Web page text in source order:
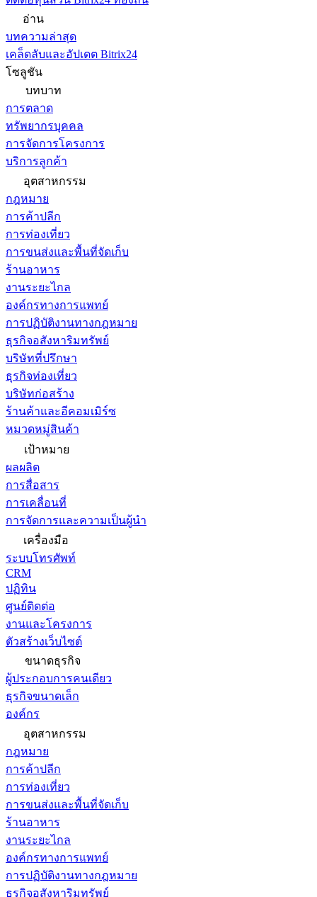
อ่าน
บทความล่าสุด
เคล็ดลับและอัปเดต Bitrix24
โซลูชัน
บทบาท
การตลาด
ทรัพยากรบุคคล
การจัดการโครงการ
บริการลูกค้า
อุตสาหกรรม
กฎหมาย
การค้าปลีก
การท่องเที่ยว
การขนส่งและพื้นที่จัดเก็บ
ร้านอาหาร
งานระยะไกล
องค์กรทางการแพทย์
การปฏิบัติงานทางกฎหมาย
ธุรกิจอสังหาริมทรัพย์
บริษัทที่ปรึกษา
ธุรกิจท่องเที่ยว
บริษัทก่อสร้าง
ร้านค้าและอีคอมเมิร์ซ
หมวดหมู่สินค้า
เป้าหมาย
ผลผลิต
การสื่อสาร
การเคลื่อนที่
การจัดการและความเป็นผู้นำ
เครื่องมือ
ระบบโทรศัพท์
CRM
ปฏิทิน
ศูนย์ติดต่อ
งานและโครงการ
ตัวสร้างเว็บไซต์
ขนาดธุรกิจ
ผู้ประกอบการคนเดียว
ธุรกิจขนาดเล็ก
องค์กร
อุตสาหกรรม
กฎหมาย
การค้าปลีก
การท่องเที่ยว
การขนส่งและพื้นที่จัดเก็บ
ร้านอาหาร
งานระยะไกล
องค์กรทางการแพทย์
การปฏิบัติงานทางกฎหมาย
ธุรกิจอสังหาริมทรัพย์